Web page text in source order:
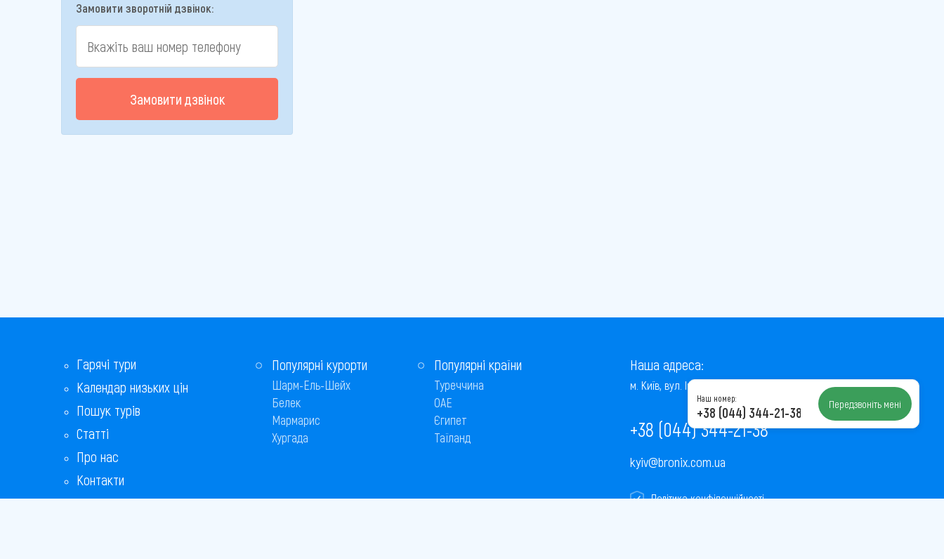
Замовити зворотній дзвінок:
Замовити дзвінок
Гарячі тури
Календар низьких цін
Пошук турів
Статті
Про нас
Контакти
Бонусна програма
Популярні курорти
Шарм-Ель-Шейх
Белек
Мармарис
Хургада
Популярні країни
Туреччина
ОАЕ
Єгипет
Таїланд
Наша адреса:
м. Київ, вул. Інститутська, 22/7, оф. 41
+38 (044) 344-21-38
kyiv@bronix.com.ua
Політика конфіденційності
Наш номер:
+38 (044) 344-21-38 Передзвоніть мені